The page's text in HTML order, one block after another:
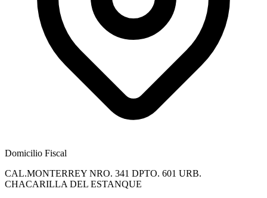
Domicilio Fiscal
CAL.MONTERREY NRO. 341 DPTO. 601 URB.
CHACARILLA DEL ESTANQUE